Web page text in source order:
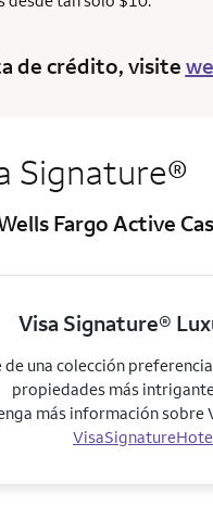
de crédito, visite
Signature®
Fargo Active
Visa Signature®
una colección
propiedades más
más información sobre